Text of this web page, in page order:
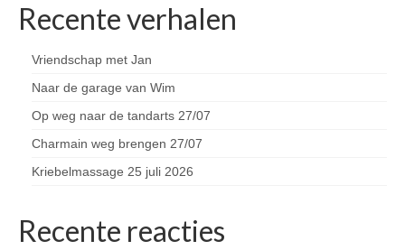
Recente verhalen
Vriendschap met Jan
Naar de garage van Wim
Op weg naar de tandarts 27/07
Charmain weg brengen 27/07
Kriebelmassage 25 juli 2026
Recente reacties